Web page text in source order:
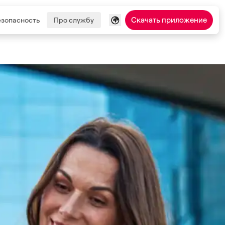
Про службу Скачать приложение